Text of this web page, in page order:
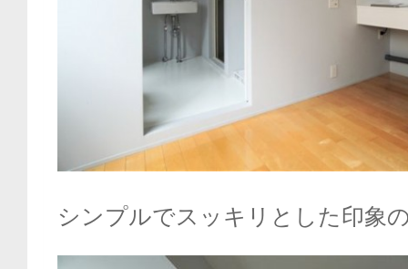
シンプルでスッキリとした印象